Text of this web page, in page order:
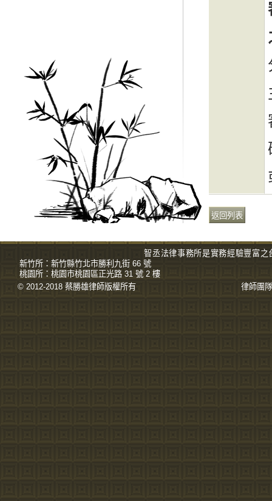
智丞法律事務所是實務經驗豐富之
新竹所： 新竹縣竹北市勝利九街 66 號
桃園所： 桃園市桃園區正光路 31 號 2 樓
© 2012-2018 蔡勝雄律師版權所有 律師團隊